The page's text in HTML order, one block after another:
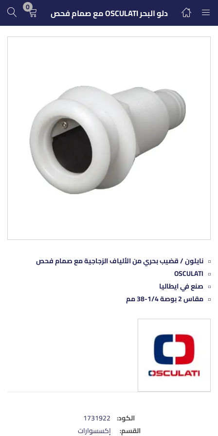
دلو البحر OSCULATI مع صمام فحص 0
تسجيل الدخول التسجيل
تسجيل الدخول
كلمة مرور مفقودة؟
نايلون / قضيب بحري من الألياف الزجاجية مع صمام فحص
OSCULATI
صنع في ايطاليا
مقاس 2 بوصة 1/4-38 مم
الكود: 1731922
القسم:
إكسسوارات